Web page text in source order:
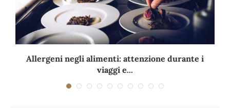
Allergeni negli alimenti: attenzione durante i
viaggi e...